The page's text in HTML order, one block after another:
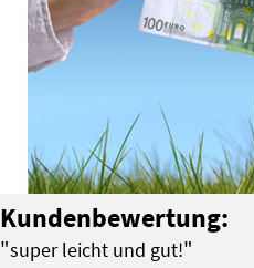
Kundenbewertung:
"super leicht und gut!"